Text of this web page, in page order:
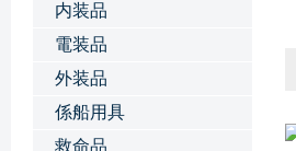
内装品
電装品
外装品
係船用具
救命品